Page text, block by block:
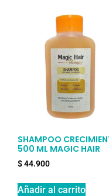
SHAMPOO
500 ML MAGIC HAIR
$44.900
Añadir al carrito